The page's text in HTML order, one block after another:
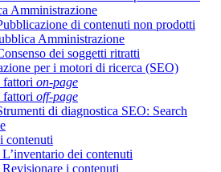
Amministrazione
di contenuti non prodotti
Amministrazione
dei soggetti ritratti
per i motori di ricerca (SEO)
fattori on-page
fattori off-page
di diagnostica SEO: Search
contenuti
dei contenuti
i contenuti